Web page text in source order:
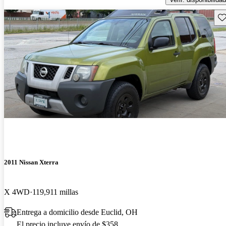
2011 Nissan Xterra
X 4WD 119,911 millas
Entrega a domicilio desde Euclid, OH